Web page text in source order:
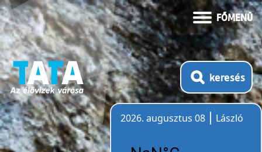
FŐMENÜ
keresés
2026. augusztus 08
László